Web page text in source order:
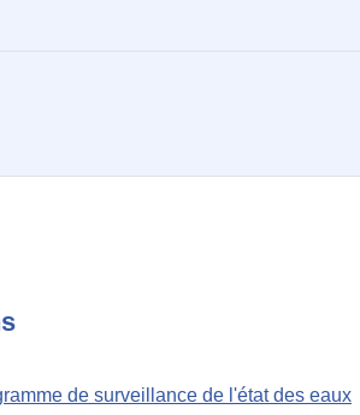
de surveillance de l'état des eaux